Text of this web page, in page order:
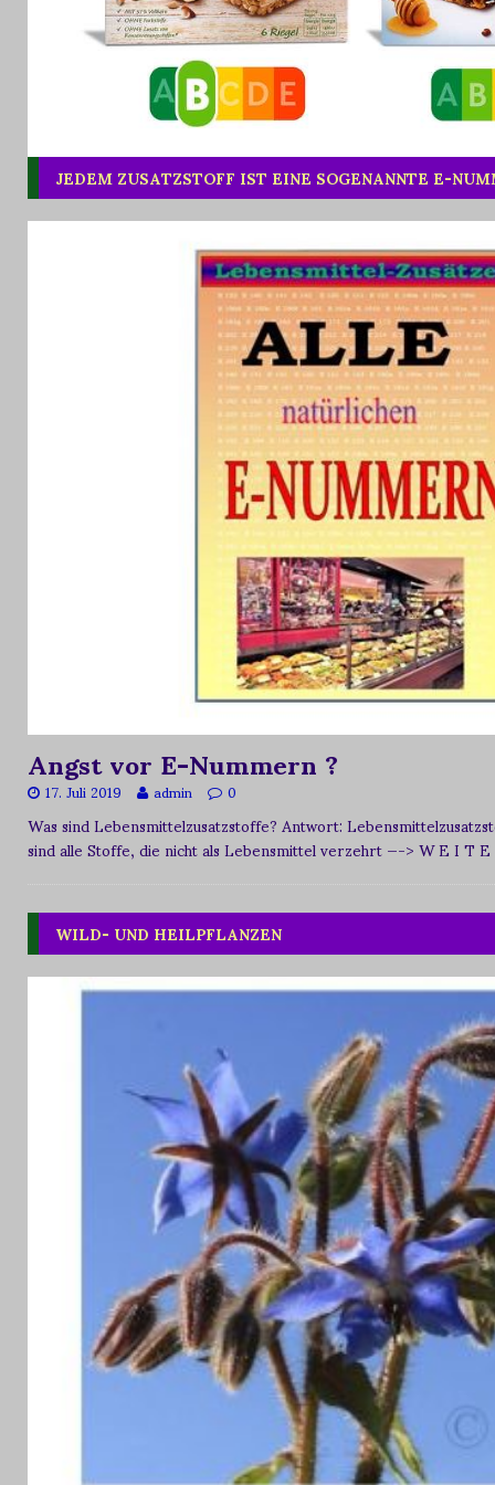
JEDEM ZUSATZSTOFF IST EINE SOGENANNTE E-
Angst vor E-Nummern ?
17. Juli 2019 admin 0
Was sind Lebensmittelzusatzstoffe? Antwort:
sind alle Stoffe, die nicht als Lebensmittel verzehrt—-> W E I T
WILD- UND HEILPFLANZEN